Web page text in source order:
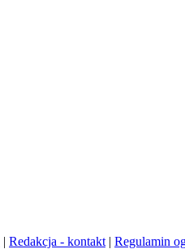
| Redakcja - kontakt | Regulamin